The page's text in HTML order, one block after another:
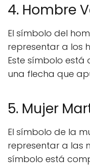
4. Hombre
El símbolo del
representar a los
Este símbolo
una flecha que
5. Mujer
El símbolo de la
representar a las
símbolo está